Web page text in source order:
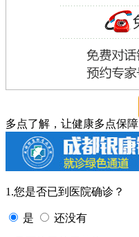
多点了解，让健康多点保障
1.您是否已到医院确诊？
是 还没有